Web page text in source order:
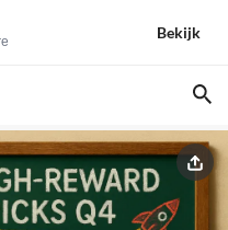
Bekijk